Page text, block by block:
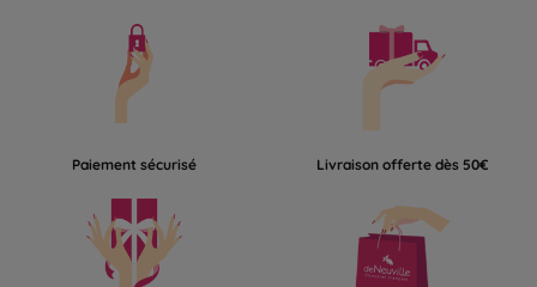
Paiement sécurisé Livraison offerte dès 50€